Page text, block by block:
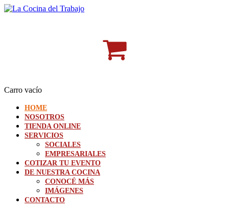
Carro vacío
HOME
NOSOTROS
TIENDA ONLINE
SERVICIOS
SOCIALES
EMPRESARIALES
COTIZAR TU EVENTO
DE NUESTRA COCINA
CONOCÉ MÁS
IMÁGENES
CONTACTO